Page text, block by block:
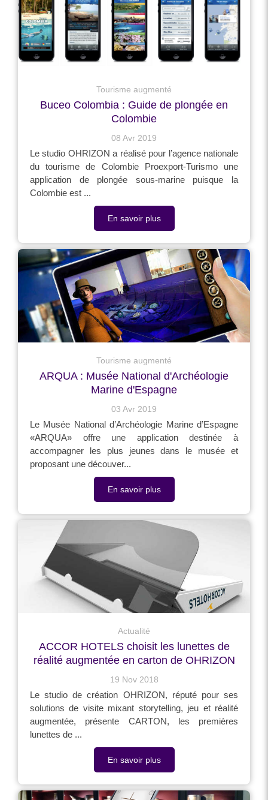
Tourisme augmenté
Buceo Colombia : Guide de plongée en
Colombie
08 Avr 2019
Le studio OHRIZON a réalisé pour l’agence nationale
du tourisme de Colombie Proexport-Turismo une
application de plongée sous-marine puisque la
Colombie est ...
En savoir plus
Tourisme augmenté
ARQUA : Musée National d'Archéologie
Marine d'Espagne
03 Avr 2019
Le Musée National d’Archéologie Marine d’Espagne
«ARQUA» offre une application destinée à
accompagner les plus jeunes dans le musée et
proposant une découver...
En savoir plus
Actualité
ACCOR HOTELS choisit les lunettes de
réalité augmentée en carton de OHRIZON
19 Nov 2018
Le studio de création OHRIZON, réputé pour ses
solutions de visite mixant storytelling, jeu et réalité
augmentée, présente CARTON, les premières
lunettes de ...
En savoir plus